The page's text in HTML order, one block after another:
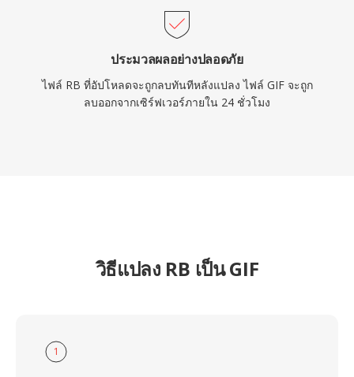
ประมวลผลอย่างปลอดภัย
ไฟล์ RB ที่อัปโหลดจะถูกลบทันทีหลังแปลง ไฟล์ GIF จะถูก
ลบออกจากเซิร์ฟเวอร์ภายใน 24 ชั่วโมง
วิธีแปลง RB เป็น GIF
1